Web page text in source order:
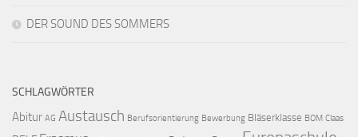
DER SOUND DES SOMMERS
SCHLAGWÖRTER
Abitur AG Austausch Berufsorientierung Bewerbung Bläserklasse BOM Claas